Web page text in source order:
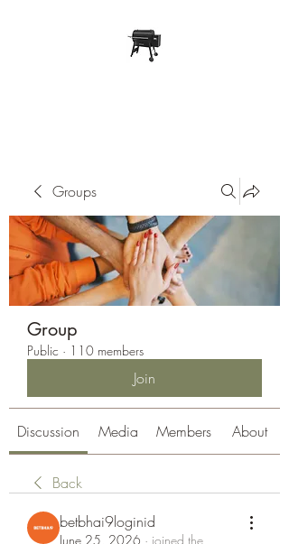
Groups
Group
Public · 110 members
Join
Discussion Media Members About
Back
betbhai9loginid
June 25, 2026 · joined the